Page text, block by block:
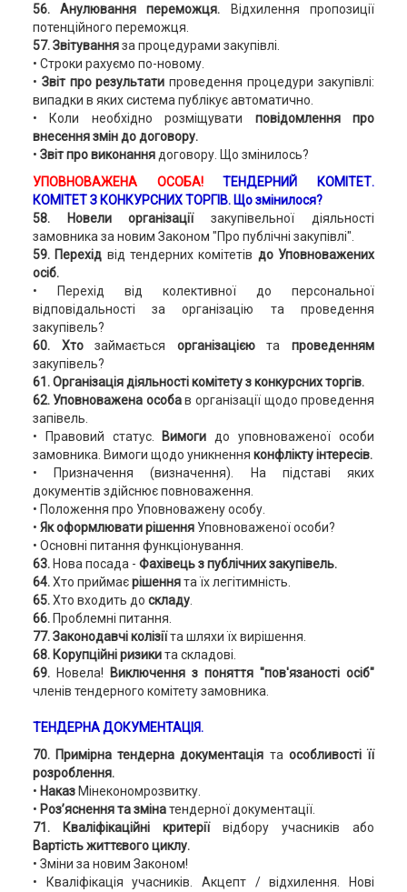
56. Анулювання переможця. Відхилення пропозиції
потенційного переможця.
57. Звітуванняза процедурами закупівлі.
• Строки рахуємо по-новому.
• Звіт про результати проведення процедури закупівлі:
випадки в яких система публікує автоматично.
• Коли необхідно розміщувати повідомлення про
внесення змін до договору.
• Звіт про виконаннядоговору. Що змінилось?
УПОВНОВАЖЕНА ОСОБА!ТЕНДЕРНИЙ КОМІТЕТ.
КОМІТЕТ З КОНКУРСНИХ ТОРГІВ. Що змінилося?
58. Новели організаціїзакупівельної діяльності
замовника за новим Законом "Про публічні закупівлі".
59. Перехід від тендерних комітетів до Уповноважених
осіб.
• Перехід від колективної до персональної
відповідальності за організацію та проведення
закупівель?
60. Хтозаймається організацієютапроведенням
закупівель?
61. Організація діяльності комітету з конкурсних торгів.
62. Уповноважена особав організації щодо проведення
запівель.
• Правовий статус. Вимогидо уповноваженої особи
замовника. Вимоги щодо уникнення конфлікту інтересів.
• Призначення (визначення). На підставі яких
документів здійснює повноваження.
• Положення про Уповноважену особу.
• Як оформлювати рішенняУповноваженої особи?
• Основні питання функціонування.
63.Нова посада - Фахівець з публічних закупівель.
64.Хто приймаєрішеннята їх легітимність.
65.Хто входить до складу.
66. Проблемні питання.
77. Законодавчі колізіїта шляхи їх вирішення.
68. Корупційні ризикита складові.
69.Новела!
Виключення з поняття "пов'язаності осіб"
членів тендерного комітету замовника.
ТЕНДЕРНА ДОКУМЕНТАЦІЯ.
70. Примірна тендерна документація та особливості її
розроблення.
• Наказ Мінекономрозвитку.
• Роз’яснення та змінатендерної документації.
71.
Кваліфікаційні критеріївідбору учасників або
Вартість життєвого циклу.
• Зміни за новим Законом!
• Кваліфікація учасників. Акцепт / відхилення. Нові